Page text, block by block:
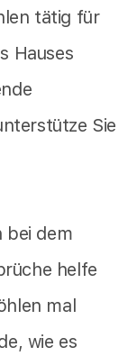
tätig für
Hauses
Sie
bei dem
helfe
mal
wie es